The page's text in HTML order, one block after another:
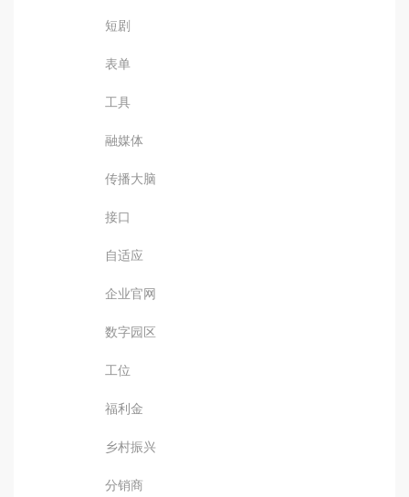
短剧
表单
工具
融媒体
传播大脑
接口
自适应
企业官网
数字园区
工位
福利金
乡村振兴
分销商